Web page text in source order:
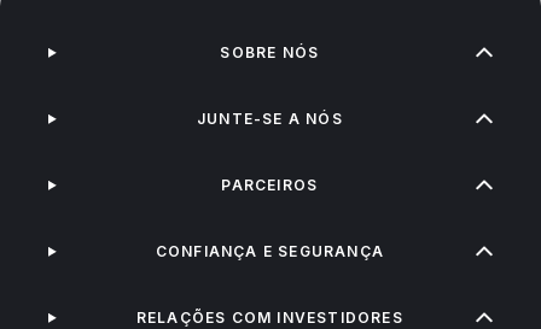
SOBRE NÓS
JUNTE-SE A NÓS
PARCEIROS
CONFIANÇA E SEGURANÇA
RELAÇÕES COM INVESTIDORES